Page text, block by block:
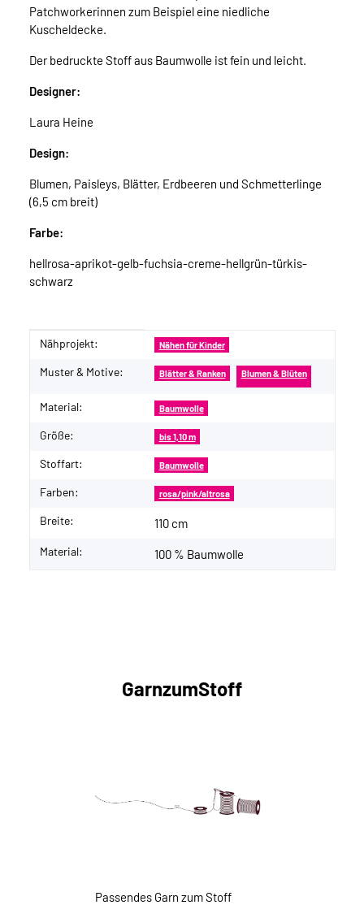
Patchworkerinnen zum Beispiel eine niedliche
Kuscheldecke.
Der bedruckte Stoff aus Baumwolle ist fein und leicht.
Designer:
Laura Heine
Design:
Blumen, Paisleys, Blätter, Erdbeeren und Schmetterlinge
(6,5 cm breit)
Farbe:
hellrosa-aprikot-gelb-fuchsia-creme-hellgrün-türkis-
schwarz
Produkteigenschaft
Wert
Nähprojekt: Nähen für Kinder
Muster & Motive: Blätter & Ranken Blumen & Blüten
Material: Baumwolle
Größe: bis 1,10 m
Stoffart: Baumwolle
Farben: rosa/pink/altrosa
Breite: 110 cm
Material: 100 % Baumwolle
GarnzumStoff
Passendes Garn zum Stoff